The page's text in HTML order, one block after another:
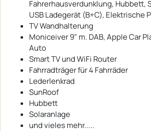
Fahrerhausverdunklung, Hubbett,
USB Ladegerät (B+C), Elektrische
TV Wandhalterung
Moniceiver 9" m. DAB, Apple Car
Auto
Smart TV und WiFi Router
Fahrradträger für 4 Fahrräder
Lederlenkrad
SunRoof
Hubbett
Solaranlage
und vieles mehr.....